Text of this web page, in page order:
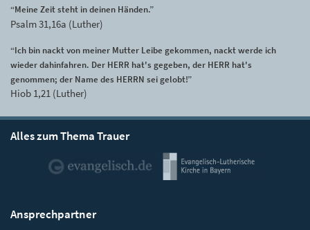
“Meine Zeit steht in deinen Händen.”
Psalm 31,16a (Luther)
“Ich bin nackt von meiner Mutter Leibe gekommen, nackt werde ich
wieder dahinfahren. Der HERR hat's gegeben, der HERR hat's
genommen; der Name des HERRN sei gelobt!”
Hiob 1,21 (Luther)
Alles zum Thema Trauer
Ansprechpartner